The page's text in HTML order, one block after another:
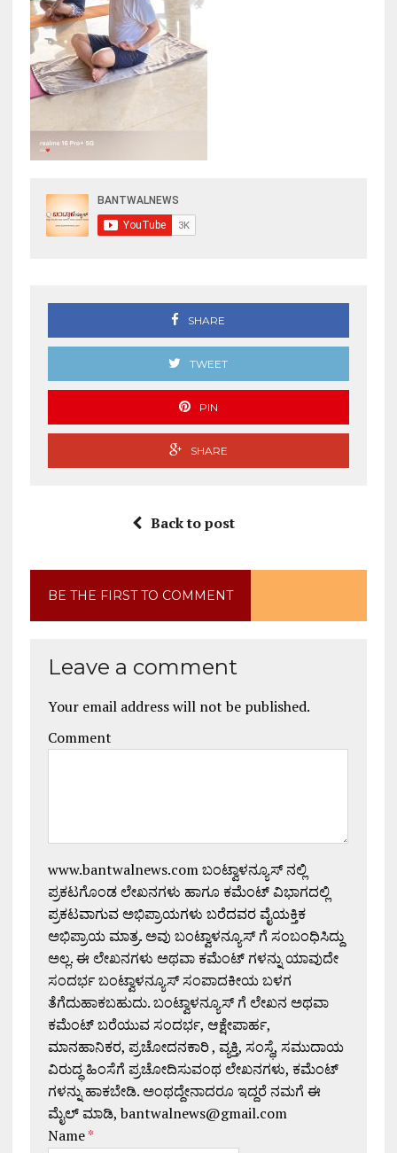
SHARE
TWEET
PIN
SHARE
Back to post
BE THE FIRST TO COMMENT
Leave a comment
Your email address will not be published.
Comment
www.bantwalnews.com ಬಂಟ್ವಾಳನ್ಯೂಸ್ ನಲ್ಲಿ
ಪ್ರಕಟಗೊಂಡ ಲೇಖನಗಳು ಹಾಗೂ ಕಮೆಂಟ್ ವಿಭಾಗದಲ್ಲಿ
ಪ್ರಕಟವಾಗುವ ಅಭಿಪ್ರಾಯಗಳು ಬರೆದವರ ವೈಯಕ್ತಿಕ
ಅಭಿಪ್ರಾಯ ಮಾತ್ರ. ಅವು ಬಂಟ್ವಾಳನ್ಯೂಸ್ ಗೆ ಸಂಬಂಧಿಸಿದ್ದು
ಅಲ್ಲ. ಈ ಲೇಖನಗಳು ಅಥವಾ ಕಮೆಂಟ್ ಗಳನ್ನು ಯಾವುದೇ
ಸಂದರ್ಭ ಬಂಟ್ವಾಳನ್ಯೂಸ್ ಸಂಪಾದಕೀಯ ಬಳಗ
ತೆಗೆದುಹಾಕಬಹುದು. ಬಂಟ್ವಾಳನ್ಯೂಸ್ ಗೆ ಲೇಖನ ಅಥವಾ
ಕಮೆಂಟ್ ಬರೆಯುವ ಸಂದರ್ಭ, ಆಕ್ಷೇಪಾರ್ಹ,
ಮಾನಹಾನಿಕರ, ಪ್ರಚೋದನಕಾರಿ , ವ್ಯಕ್ತಿ, ಸಂಸ್ಥೆ, ಸಮುದಾಯ
ವಿರುದ್ಧ ಹಿಂಸೆಗೆ ಪ್ರಚೋದಿಸುವಂಥ ಲೇಖನಗಳು, ಕಮೆಂಟ್
ಗಳನ್ನು ಹಾಕಬೇಡಿ. ಅಂಥದ್ದೇನಾದರೂ ಇದ್ದರೆ ನಮಗೆ ಈ
ಮೈಲ್ ಮಾಡಿ, bantwalnews@gmail.com
Name*